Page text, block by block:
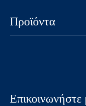
Προϊόντα
Επικοινωνήστε